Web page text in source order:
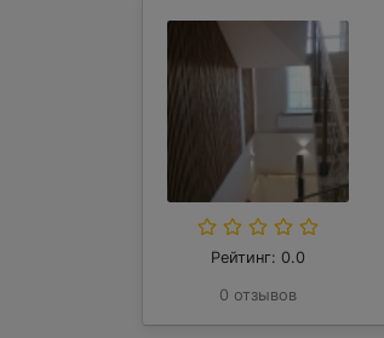
Рейтинг: 0.0
0 отзывов